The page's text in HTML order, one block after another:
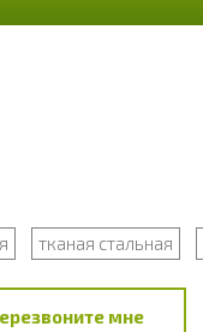
тканая стальная
мне